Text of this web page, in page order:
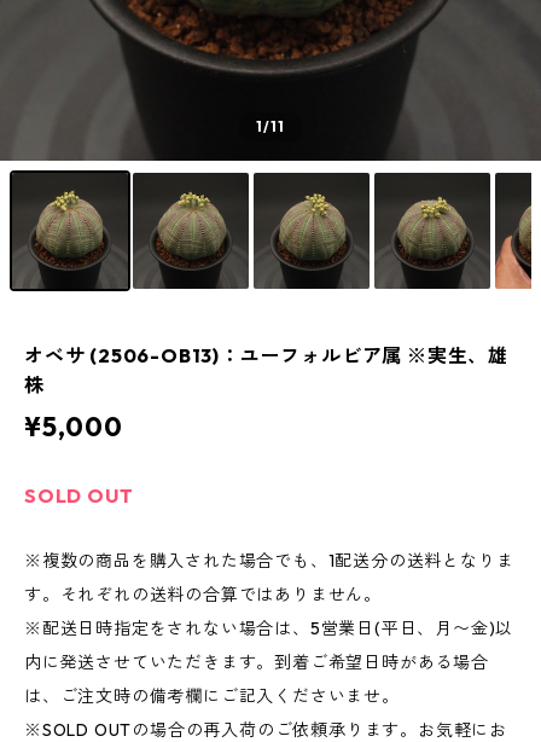
1/11
オベサ (2506-OB13)：ユーフォルビア属 ※実生、雄
株
¥5,000
SOLD OUT
※複数の商品を購入された場合でも、1配送分の送料となりま
す。それぞれの送料の合算ではありません。
※配送日時指定をされない場合は、5営業日(平日、月〜金)以
内に発送させていただきます。到着ご希望日時がある場合
は、ご注文時の備考欄にご記入くださいませ。
※SOLD OUTの場合の再入荷のご依頼承ります。お気軽にお